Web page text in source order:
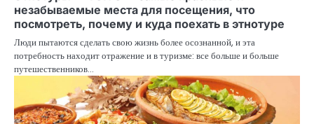
незабываемые места для посещения, что
посмотреть, почему и куда поехать в этнотуре
Люди пытаются сделать свою жизнь более осознанной, и эта
потребность находит отражение и в туризме: все больше и больше
путешественников…